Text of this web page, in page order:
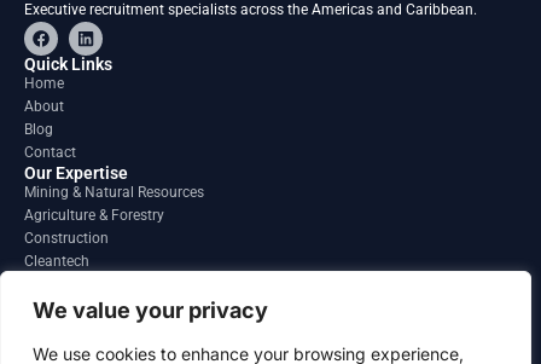
We value your privacy
We use cookies to enhance your browsing experience,
Executive recruitment specialists across the Americas and Caribbean.
F
a
c
e
o
o
k
L
i
n
Quick Links
Home
About
Blog
Contact
Our Expertise
Mining & Natural Resources
Agriculture & Forestry
Construction
Cleantech
Regions
South America
North America